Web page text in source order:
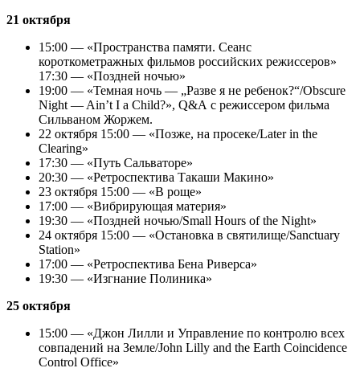
21 октября
15:00 — «Пространства памяти. Сеанс
короткометражных фильмов российских режиссеров»
17:30 — «Поздней ночью»
19:00 — «Темная ночь — „Разве я не ребенок?“/Obscure
Night — Ain’t I a Child?», Q&A с режиссером фильма
Сильваном Жоржем.
22 октября 15:00 — «Позже, на просеке/Later in the
Clearing»
17:30 — «Путь Сальваторе»
20:30 — «Ретроспектива Такаши Макино»
23 октября 15:00 — «В роще»
17:00 — «Вибрирующая материя»
19:30 — «Поздней ночью/Small Hours of the Night»
24 октября 15:00 — «Остановка в святилище/Sanctuary
Station»
17:00 — «Ретроспектива Бена Риверса»
19:30 — «Изгнание Полиника»
25 октября
15:00 — «Джон Лилли и Управление по контролю всех
совпадений на Земле/John Lilly and the Earth Coincidence
Control Office»